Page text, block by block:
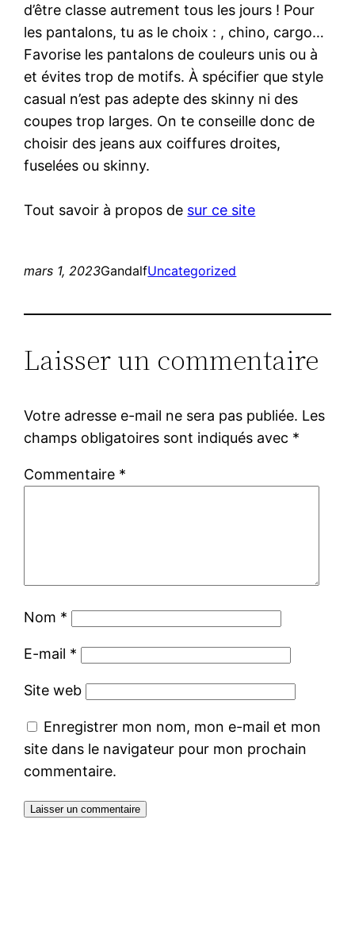
d’être classe autrement tous les jours ! Pour
les pantalons, tu as le choix : , chino, cargo…
Favorise les pantalons de couleurs unis ou à
et évites trop de motifs. À spécifier que style
casual n’est pas adepte des skinny ni des
coupes trop larges. On te conseille donc de
choisir des jeans aux coiffures droites,
fuselées ou skinny.
Tout savoir à propos de sur ce site
mars 1, 2023GandalfUncategorized
Laisser un commentaire
Votre adresse e-mail ne sera pas publiée. Les
champs obligatoires sont indiqués avec *
Commentaire *
Nom *
E-mail *
Site web
Enregistrer mon nom, mon e-mail et mon
site dans le navigateur pour mon prochain
commentaire.